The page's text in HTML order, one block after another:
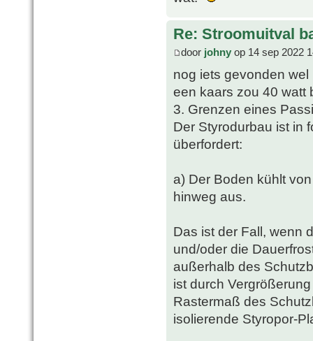
Re: Stroomuitval
door johny op 14 sep 2022
nog iets gevonden wel
een kaars zou 40 watt
3. Grenzen eines
Der Styrodurbau ist in
überfordert:
a) Der Boden kühlt
hinweg aus.
Das ist der Fall, wenn
und/oder die
außerhalb des
ist durch
Rastermaß des
isolierende Styropor-